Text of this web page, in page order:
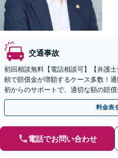
交通事故
初回相談無料【電話相談可】【弁護
頼で賠償金が増額するケース多数！
初からのサポートで、適切な額の賠
事故・死亡事故の対応実績豊富【休
料金表
電話でお問い合わせ